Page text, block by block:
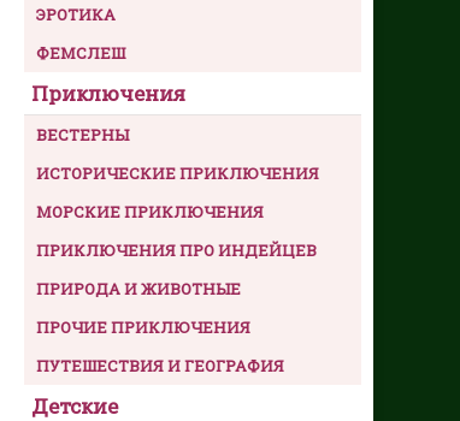
ЭРОТИКА
ФЕМСЛЕШ
Приключения
ВЕСТЕРНЫ
ИСТОРИЧЕСКИЕ ПРИКЛЮЧЕНИЯ
МОРСКИЕ ПРИКЛЮЧЕНИЯ
ПРИКЛЮЧЕНИЯ ПРО ИНДЕЙЦЕВ
ПРИРОДА И ЖИВОТНЫЕ
ПРОЧИЕ ПРИКЛЮЧЕНИЯ
ПУТЕШЕСТВИЯ И ГЕОГРАФИЯ
Детские